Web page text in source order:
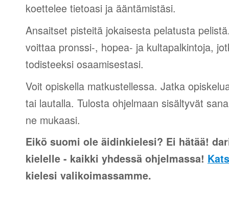
koettelee tietoasi ja ääntämistäsi.
Ansaitset pisteitä jokaisesta pelatusta
voittaa pronssi-, hopea- ja kultapalkintoja,
todisteeksi osaamisestasi.
Voit opiskella matkustellessa. Jatka
tai lautalla. Tulosta ohjelmaan sisältyvät
ne mukaasi.
Eikö suomi ole äidinkielesi? Ei hätää!
kielelle - kaikki yhdessä ohjelmassa!
kielesi valikoimassamme.